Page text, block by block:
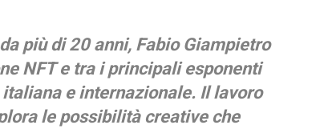
più di 20 anni, Fabio Giampietro
NFT e tra i principali esponenti
e internazionale. Il lavoro
le possibilità creative che